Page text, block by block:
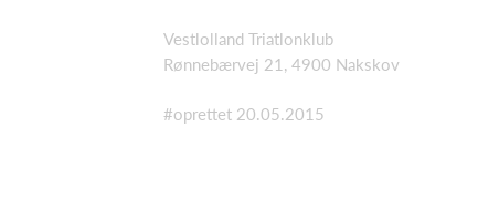
Vestlolland Triatlonklub
Rønnebærvej 21, 4900 Nakskov
#oprettet 20.05.2015